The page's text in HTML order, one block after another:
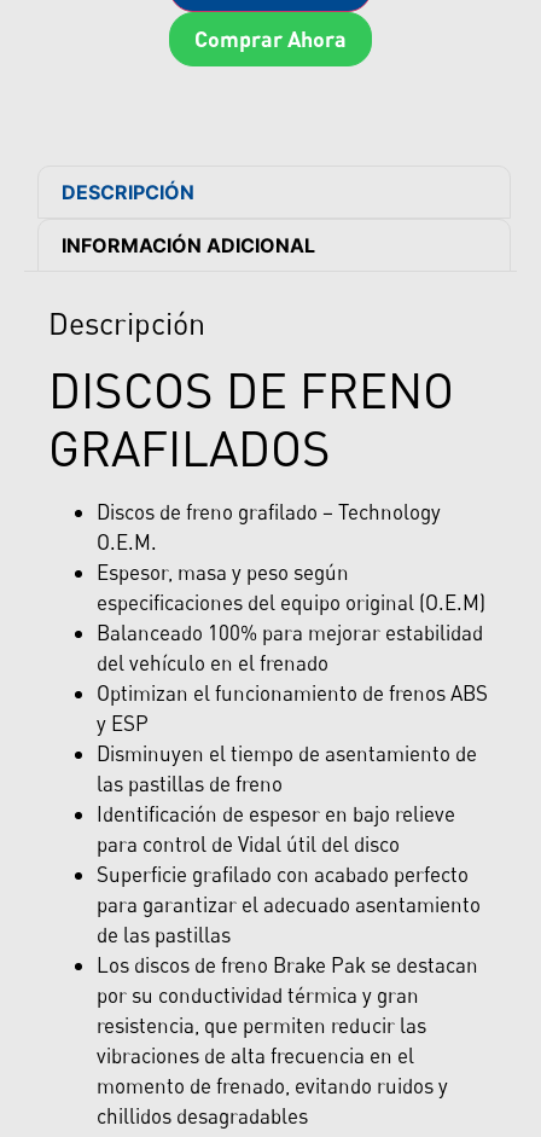
Comprar Ahora
DESCRIPCIÓN
INFORMACIÓN ADICIONAL
Descripción
DISCOS DE FRENO
GRAFILADOS
Discos de freno grafilado – Technology
O.E.M.
Espesor, masa y peso según
especificaciones del equipo original (O.E.M)
Balanceado 100% para mejorar estabilidad
del vehículo en el frenado
Optimizan el funcionamiento de frenos ABS
y ESP
Disminuyen el tiempo de asentamiento de
las pastillas de freno
Identificación de espesor en bajo relieve
para control de Vidal útil del disco
Superficie grafilado con acabado perfecto
para garantizar el adecuado asentamiento
de las pastillas
Los discos de freno Brake Pak se destacan
por su conductividad térmica y gran
resistencia, que permiten reducir las
vibraciones de alta frecuencia en el
momento de frenado, evitando ruidos y
chillidos desagradables